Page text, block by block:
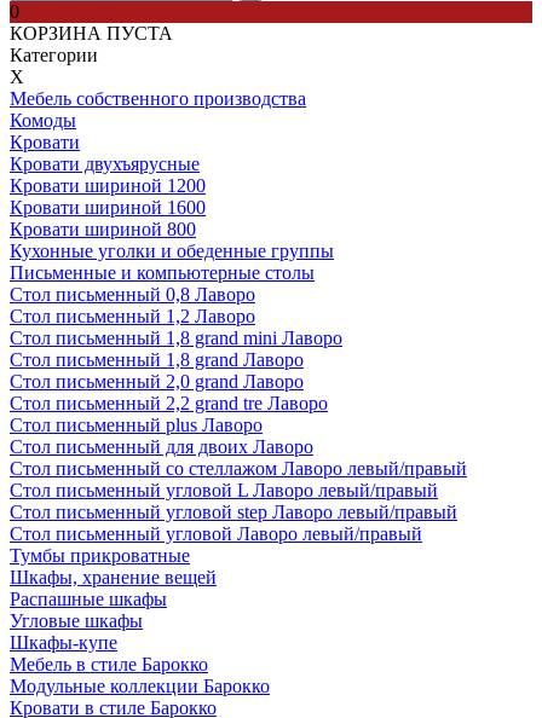
0
КОРЗИНА ПУСТА
Категории
Х
Мебель собственного производства
Комоды
Кровати
Кровати двухъярусные
Кровати шириной 1200
Кровати шириной 1600
Кровати шириной 800
Кухонные уголки и обеденные группы
Письменные и компьютерные столы
Стол письменный 0,8 Лаворо
Стол письменный 1,2 Лаворо
Стол письменный 1,8 grand mini Лаворо
Стол письменный 1,8 grand Лаворо
Стол письменный 2,0 grand Лаворо
Стол письменный 2,2 grand tre Лаворо
Стол письменный plus Лаворо
Стол письменный для двоих Лаворо
Стол письменный со стеллажом Лаворо левый/правый
Стол письменный угловой L Лаворо левый/правый
Стол письменный угловой step Лаворо левый/правый
Стол письменный угловой Лаворо левый/правый
Тумбы прикроватные
Шкафы, хранение вещей
Распашные шкафы
Угловые шкафы
Шкафы-купе
Мебель в стиле Барокко
Модульные коллекции Барокко
Кровати в стиле Барокко